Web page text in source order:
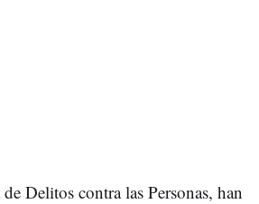
Delitos contra las Personas, han